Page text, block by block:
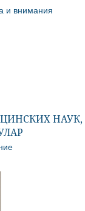
и внимания
НАУК,